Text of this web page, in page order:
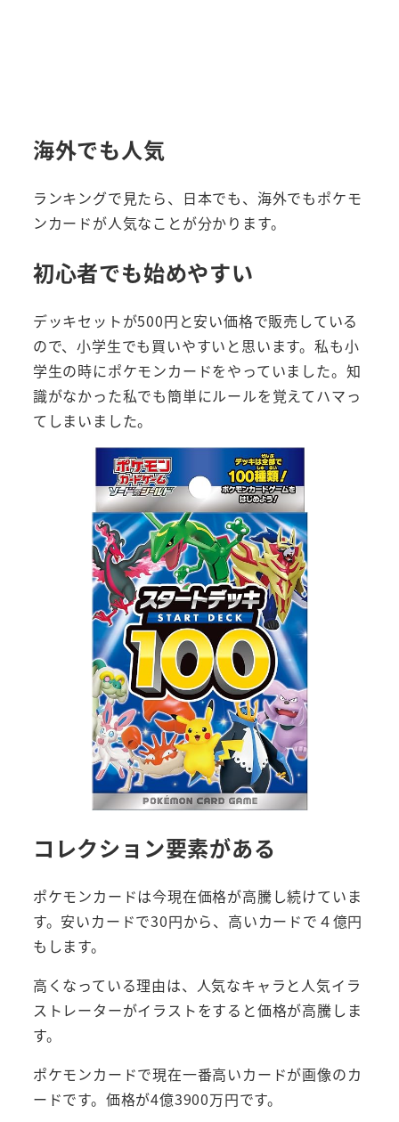
海外でも人気
ランキングで見たら、日本でも、海外でもポケモ
ンカードが人気なことが分かります。
初心者でも始めやすい
デッキセットが500円と安い価格で販売している
ので、小学生でも買いやすいと思います。私も小
学生の時にポケモンカードをやっていました。知
識がなかった私でも簡単にルールを覚えてハマっ
てしまいました。
コレクション要素がある
ポケモンカードは今現在価格が高騰し続けていま
す。安いカードで30円から、高いカードで４億円
もします。
高くなっている理由は、人気なキャラと人気イラ
ストレーターがイラストをすると価格が高騰しま
す。
ポケモンカードで現在一番高いカードが画像のカ
ードです。価格が4億3900万円です。